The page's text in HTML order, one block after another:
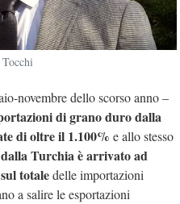
novembre dello scorso anno –
di grano duro dalla
di oltre il 1.100% e allo stesso
Turchia è arrivato ad
totaledelle importazioni
a salire le esportazioni